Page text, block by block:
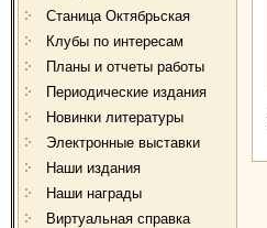
Станица Октябрьская
Клубы по интересам
Планы и отчеты работы
Периодические издания
Новинки литературы
Электронные выставки
Наши издания
Наши награды
Виртуальная справка